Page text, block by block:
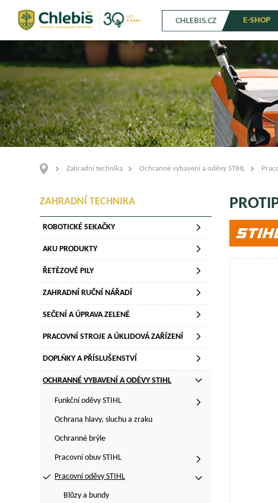
CHLEBIS.CZ E-SHOP
Zahradní technika Ochranné vybavení a oděvy STIHL
ZAHRADNÍ TECHNIKA
ROBOTICKÉ SEKAČKY
AKU PRODUKTY
ŘETĚZOVÉ PILY
ZAHRADNÍ RUČNÍ NÁŘADÍ
SEČENÍ A ÚPRAVA ZELENĚ
PRACOVNÍ STROJE A ÚKLIDOVÁ ZAŘÍZENÍ
DOPLŇKY A PŘÍSLUŠENSTVÍ
OCHRANNÉ VYBAVENÍ A ODĚVY STIHL
Funkční oděvy STIHL
Ochrana hlavy, sluchu a zraku
Ochranné brýle
Pracovní obuv STIHL
Pracovní oděvy STIHL
Blůzy a bundy